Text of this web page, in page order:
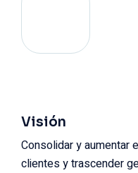
Visión
Consolidar y aumentar
clientes y trascender